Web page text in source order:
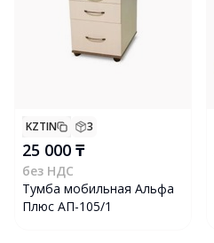
KZTIN 3
25 000 ₸
без НДС
Тумба мобильная Альфа
Плюс АП-105/1